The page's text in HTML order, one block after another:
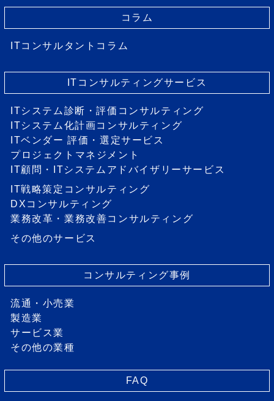
コラム
ITコンサルタントコラム
ITコンサルティングサービス
ITシステム診断・評価コンサルティング
ITシステム化計画コンサルティング
ITベンダー 評価・選定サービス
プロジェクトマネジメント
IT顧問・ITシステムアドバイザリーサービス
IT戦略策定コンサルティング
DXコンサルティング
業務改革・業務改善コンサルティング
その他のサービス
コンサルティング事例
流通・小売業
製造業
サービス業
その他の業種
FAQ